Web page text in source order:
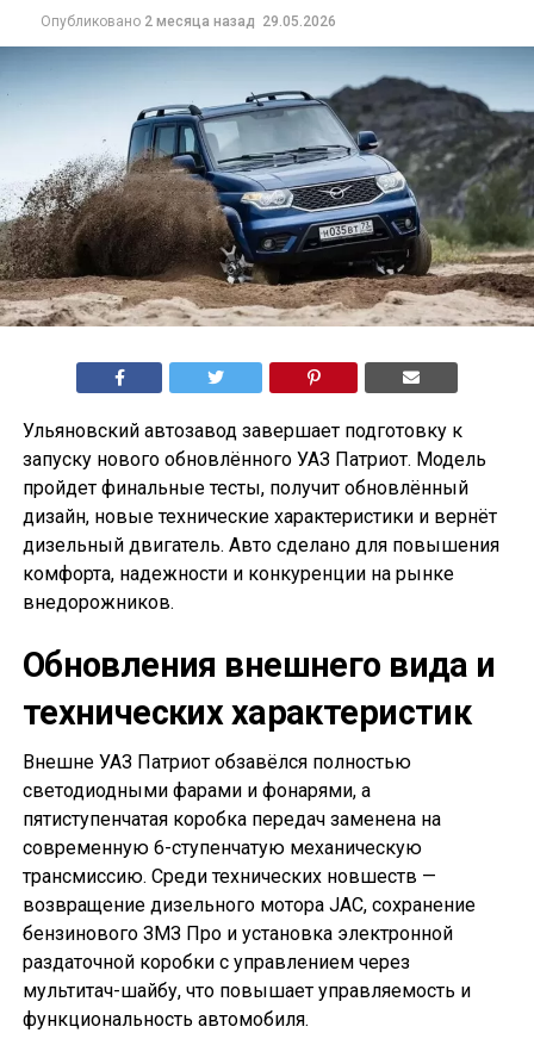
Опубликовано 2 месяца назад 29.05.2026
Ульяновский автозавод завершает подготовку к
запуску нового обновлённого УАЗ Патриот. Модель
пройдет финальные тесты, получит обновлённый
дизайн, новые технические характеристики и вернёт
дизельный двигатель. Авто сделано для повышения
комфорта, надежности и конкуренции на рынке
внедорожников.
Обновления внешнего вида и
технических характеристик
Внешне УАЗ Патриот обзавёлся полностью
светодиодными фарами и фонарями, а
пятиступенчатая коробка передач заменена на
современную 6-ступенчатую механическую
трансмиссию. Среди технических новшеств —
возвращение дизельного мотора JAC, сохранение
бензинового ЗМЗ Про и установка электронной
раздаточной коробки с управлением через
мультитач-шайбу, что повышает управляемость и
функциональность автомобиля.